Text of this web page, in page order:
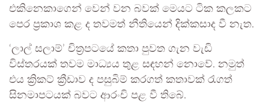
එකිනෙකාගෙන් වෙන් වන බවක් මෙයට ටික කලකට
පෙර ප්‍රකාශ කළ ද තවමත් නීතියෙන් දික්කසාද වී නැත.
‘ලාල් සලාම්’ චිත්‍රපටයේ කතා පුවත ගැන වැඩි
විස්තරයක් තවම මාධ්‍යය තුළ සඳහන් නොවේ. නමුත්
එය ක්‍රිකට් ක්‍රීඩාව ද පසුබිම් කරගත් කතාවක් රැගත්
සිනමාපටයක් බවට ආරංචි පළ වී තිබේ.